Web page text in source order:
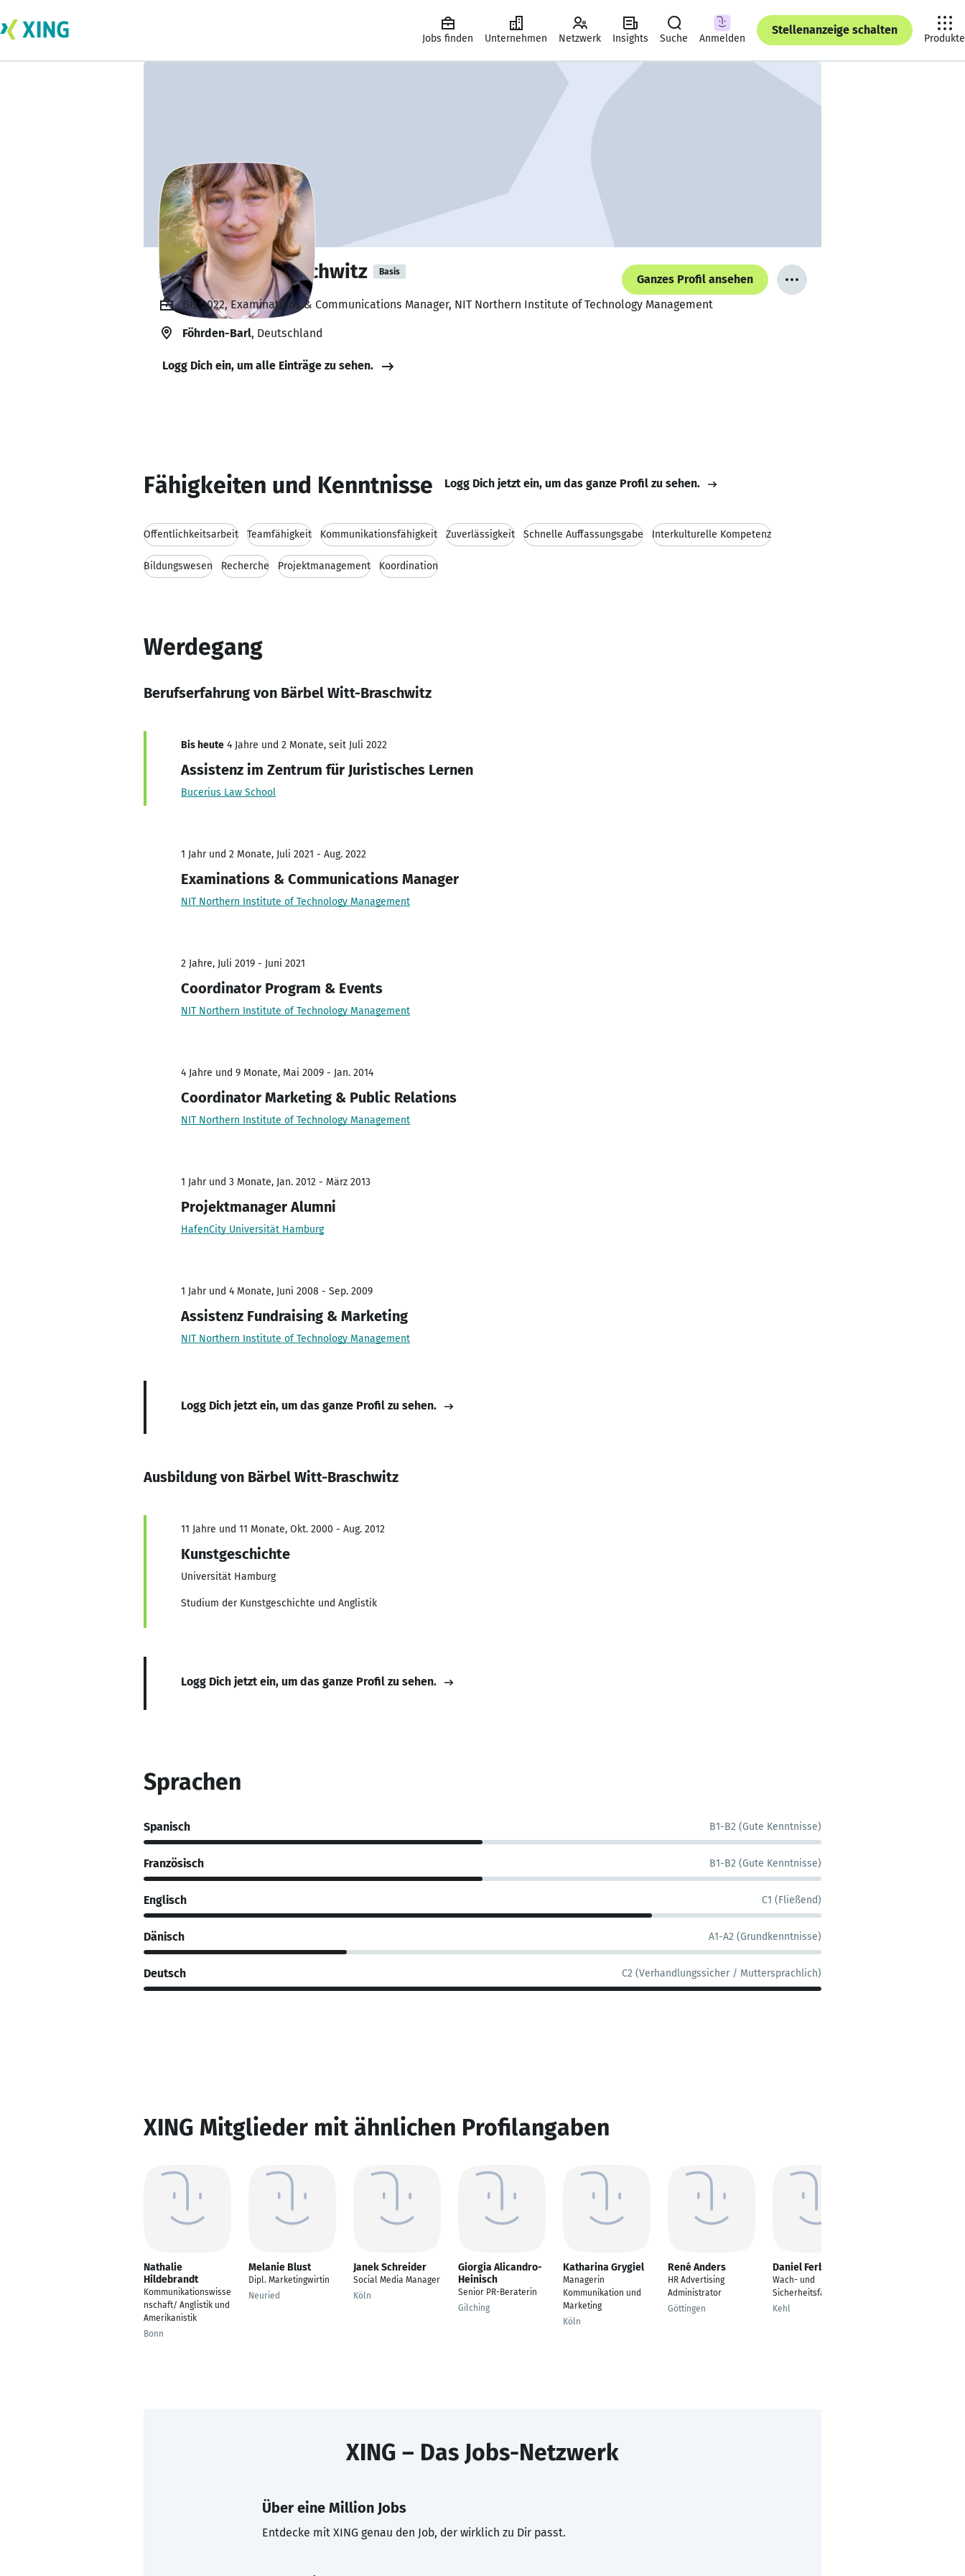
Jobs finden Unternehmen Netzwerk Insights Suche Anmelden
Stellenanzeige schalten
Produkte
Bärbel Witt-Braschwitz Basis
Ganzes Profil ansehen
Bis 2022, Examinations & Communications Manager, NIT Northern Institute of Technology Management
Föhrden-Barl, Deutschland
Logg Dich ein, um alle Einträge zu sehen.
Fähigkeiten und Kenntnisse Logg Dich jetzt ein, um das ganze Profil zu sehen.
Öffentlichkeitsarbeit Teamfähigkeit Kommunikationsfähigkeit Zuverlässigkeit Schnelle Auffassungsgabe Interkulturelle Kompetenz
Bildungswesen Recherche Projektmanagement Koordination
Werdegang
Berufserfahrung von Bärbel Witt-Braschwitz
Bis heute 4 Jahre und 2 Monate, seit Juli 2022
Assistenz im Zentrum für Juristisches Lernen
Bucerius Law School
1 Jahr und 2 Monate, Juli 2021 - Aug. 2022
Examinations & Communications Manager
NIT Northern Institute of Technology Management
2 Jahre, Juli 2019 - Juni 2021
Coordinator Program & Events
NIT Northern Institute of Technology Management
4 Jahre und 9 Monate, Mai 2009 - Jan. 2014
Coordinator Marketing & Public Relations
NIT Northern Institute of Technology Management
1 Jahr und 3 Monate, Jan. 2012 - März 2013
Projektmanager Alumni
HafenCity Universität Hamburg
1 Jahr und 4 Monate, Juni 2008 - Sep. 2009
Assistenz Fundraising & Marketing
NIT Northern Institute of Technology Management
Logg Dich jetzt ein, um das ganze Profil zu sehen.
Ausbildung von Bärbel Witt-Braschwitz
11 Jahre und 11 Monate, Okt. 2000 - Aug. 2012
Kunstgeschichte
Universität Hamburg
Studium der Kunstgeschichte und Anglistik
Logg Dich jetzt ein, um das ganze Profil zu sehen.
Sprachen
Spanisch B1-B2 (Gute Kenntnisse)
Französisch B1-B2 (Gute Kenntnisse)
Englisch C1 (Fließend)
Dänisch A1-A2 (Grundkenntnisse)
Deutsch C2 (Verhandlungssicher / Muttersprachlich)
XING Mitglieder mit ähnlichen Profilangaben
Nathalie
Hildebrandt
Kommunikationswisse
nschaft/ Anglistik und
Amerikanistik
Bonn
Melanie Blust
Dipl. Marketingwirtin
Neuried
Janek Schreider
Social Media Manager
Köln
Giorgia Alicandro-
Heinisch
Senior PR-Beraterin
Gilching
Katharina Grygiel
Managerin
Kommunikation und
Marketing
Köln
René Anders
HR Advertising
Administrator
Göttingen
Daniel Ferber
Wach- und
Sicherheitsfachmann
Kehl
XING – Das Jobs-Netzwerk
Über eine Million Jobs
Entdecke mit XING genau den Job, der wirklich zu Dir passt.